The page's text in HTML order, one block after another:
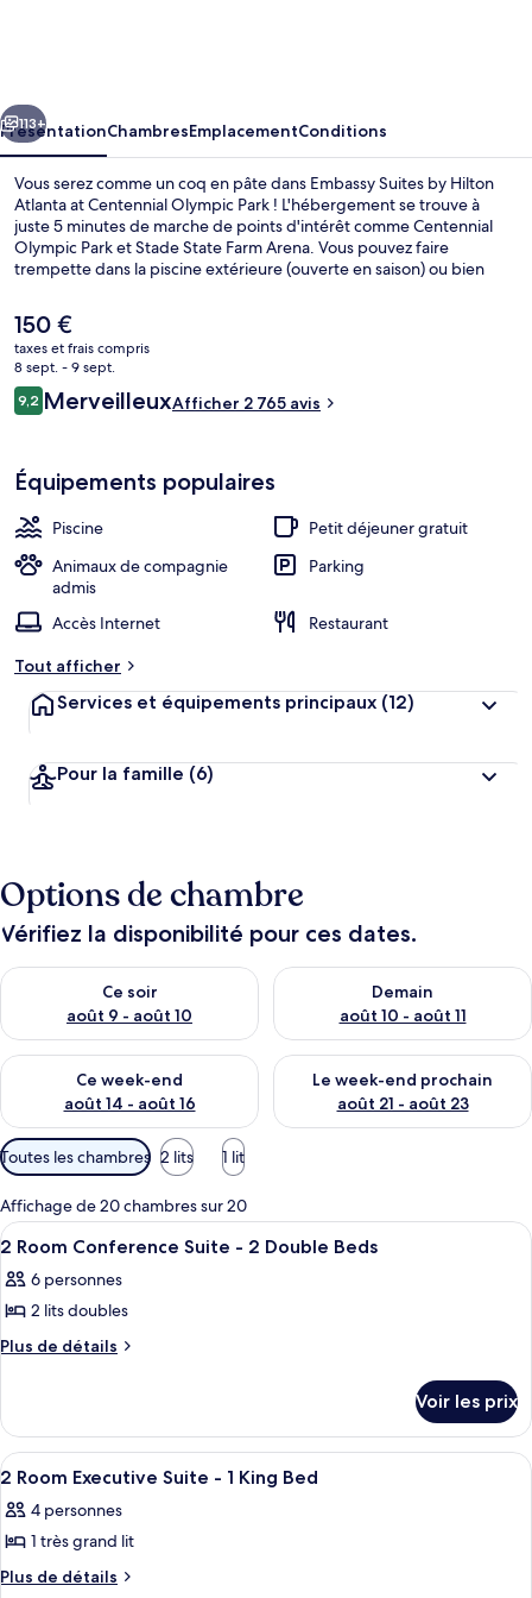
Atlanta
at
Centennial
Olympic
Park
Suivant
113+
PrésentationChambresEmplacementConditions
Vous serez comme un coq en pâte dans Embassy Suites by Hilton
Atlanta at Centennial Olympic Park ! L'hébergement se trouve à
juste 5 minutes de marche de points d'intérêt comme Centennial
Olympic Park et Stade State Farm Arena. Vous pouvez faire
trempette dans la piscine extérieure (ouverte en saison) ou bien
Parmi les 2 restaurants sur place, il vous accueille à sa table pour le
déjeuner et le dîner. Cet hébergement abrite un bar / salon et une
salle de fitness, tandis que, petit plus pratique, les chambres
bénéficient d'un réfrigérateur et d'un micro-ondes. Le personnel
attentionné et le petit déjeuner remportent un franc succès auprès
des autres voyageurs. L'hébergement se situe à une très courte
métro Peachtree Center, à 10 min.
Le
prix
actuel
est
de
150 €
taxes et frais compris
8 sept. - 9 sept.
Avis
voyageurs
9,29,2 sur 10
MerveilleuxAfficher 2 765 avis
Équipements populaires
Piscine
Petit déjeuner gratuit
Animaux de compagnie
admis
Parking
Accès Internet
Restaurant
Tout afficher
Services et équipements principaux (12)
Pour la famille (6)
Options de chambre
Vérifiez la disponibilité pour ces dates.
Ce soir
août 9 - août 10
Vérifier la disponibilité pour ce soir août 9 - août 10
Demain
août 10 - août 11
Vérifier la disponibilité pour
Ce week-end
août 14 - août 16
Vérifier la disponibilité pour ce week-end août 14 - août 16
Le week-end prochain
août 21 - août 23
Vérifier la disponibilité pour
Filtres
disponibles
pour
les
chambres
Toutes les chambres 2 lits 1 lit
Affichage de 20 chambres sur 20
Afficher
toutes
les
photos
pour
de
chambre :
2
Room
Conference
-
1 chambre, literie hypoallergénique,
6
2 Room Conference Suite - 2 Double Beds
6 personnes
2 lits doubles
Plus de détails
Plus
le
type
de
2
Room
Suite
Voir les prix
Afficher
toutes
les
photos
pour
1 chambre, literie hypoallergénique,
4
2 Room Executive Suite - 1 King Bed
4 personnes
1 très grand lit
Plus de détails
Plus